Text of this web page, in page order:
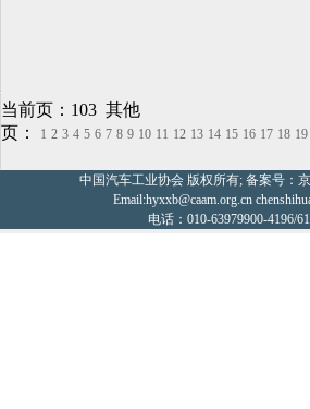
当前页：103 其他
页：
1 2 3 4 5 6 7 8 9 10 11 12 13 14 15 16 17 18 19
中国汽车工业协会 版权所有; 备案号：
Email:hyxxb@caam.org.cn
电话：010-63979900-4196/